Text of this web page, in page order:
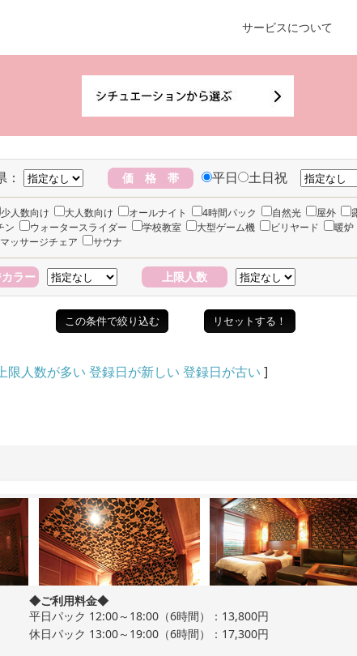
サービスについて
価 格 帯 平日 土日祝
少人数向け 大人数向け オールナイト 4時間パック 自然光 屋外
ン ウォータースライダー 学校教室 大型ゲーム機 ビリヤード 暖炉
マッサージチェア サウナ
ラー 上限人数
限人数が多い 登録日が新しい 登録日が古い ]
◆ご利用料金◆
平日パック 12:00～18:00（6時間）：13,800円
休日パック 13:00～19:00（6時間）：17,300円